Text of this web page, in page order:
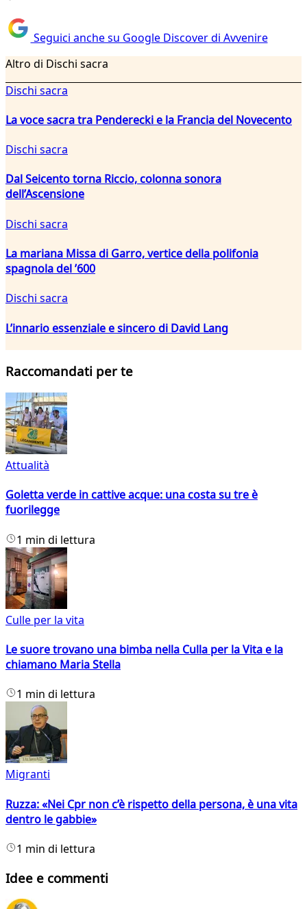
Seguici anche su Google Discover di Avvenire
Altro di Dischi sacra
Dischi sacra
La voce sacra tra Penderecki e la Francia del Novecento
Dischi sacra
Dal Seicento torna Riccio, colonna sonora
dell’Ascensione
Dischi sacra
La mariana Missa di Garro, vertice della polifonia
spagnola del ’600
Dischi sacra
L’innario essenziale e sincero di David Lang
Raccomandati per te
Attualità
Goletta verde in cattive acque: una costa su tre è
fuorilegge
1 min di lettura
Culle per la vita
Le suore trovano una bimba nella Culla per la Vita e la
chiamano Maria Stella
1 min di lettura
Migranti
Ruzza: «Nei Cpr non c’è rispetto della persona, è una vita
dentro le gabbie»
1 min di lettura
Idee e commenti